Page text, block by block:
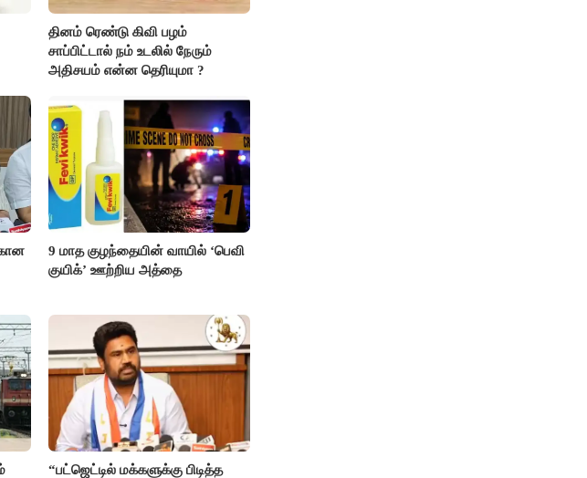
தினம் ரெண்டு கிவி பழம்
சாப்பிட்டால் நம் உடலில் நேரும்
அதிசயம் என்ன தெரியுமா ?
9 மாத குழந்தையின் வாயில் ‘பெவி
குயிக்’ ஊற்றிய அத்தை
“பட்ஜெட்டில் மக்களுக்கு பிடித்த